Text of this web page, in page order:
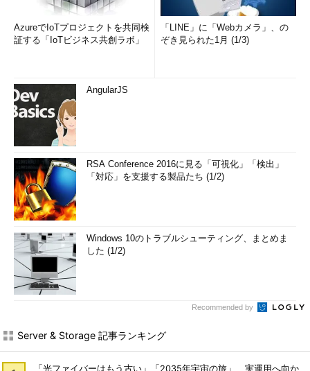
AzureでIoTプロジェクトを共同検
証する「IoTビジネス共創ラボ」
「LINE」に「Webカメラ」、の
ぞき見られた1月 (1/3)
AngularJS
RSA Conference 2016に見る「可視化」「検出」
「対応」を支援する製品たち (1/2)
Windows 10のトラブルシューティング、まとめま
した (1/2)
Recommended by
Server & Storage 記事ランキング
「光ファイバーはもう古い」「2035年宇宙の旅」 実運用へ向か